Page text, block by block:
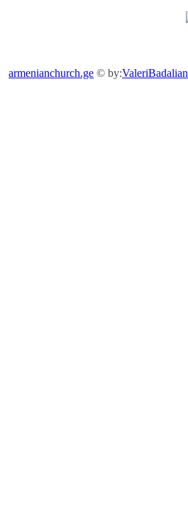
armenianchurch.ge © by:ValeriBadalian